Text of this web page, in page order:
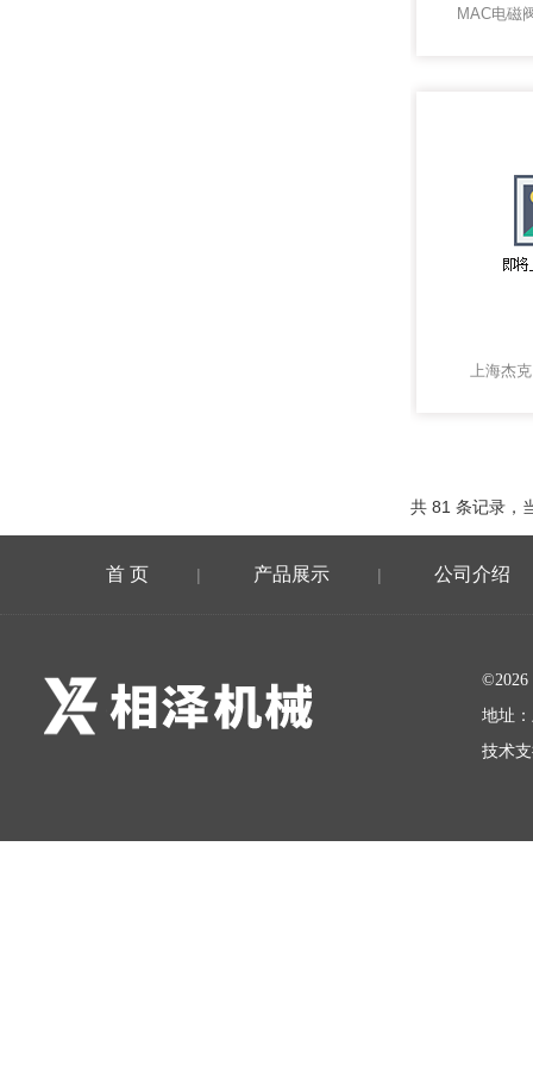
MAC电磁
上海杰
共 81 条记录，
首 页 | 产品展示 | 公司介绍
地址
技术